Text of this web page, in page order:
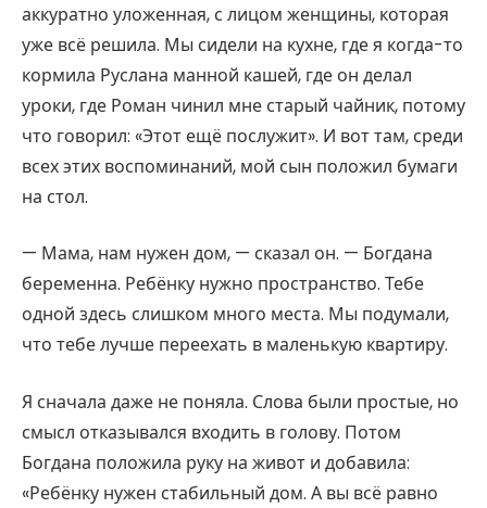
аккуратно уложенная, с лицом женщины, которая
уже всё решила. Мы сидели на кухне, где я когда-то
кормила Руслана манной кашей, где он делал
уроки, где Роман чинил мне старый чайник, потому
что говорил: «Этот ещё послужит». И вот там, среди
всех этих воспоминаний, мой сын положил бумаги
на стол.
— Мама, нам нужен дом, — сказал он. — Богдана
беременна. Ребёнку нужно пространство. Тебе
одной здесь слишком много места. Мы подумали,
что тебе лучше переехать в маленькую квартиру.
Я сначала даже не поняла. Слова были простые, но
смысл отказывался входить в голову. Потом
Богдана положила руку на живот и добавила:
«Ребёнку нужен стабильный дом. А вы всё равно